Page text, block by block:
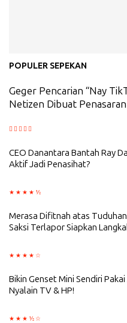
POPULER SEPEKAN
Geger Pencarian “Nay
Netizen Dibuat
CEO Danantara Bantah Ray
Aktif Jadi Penasihat?
Merasa Difitnah atas
Saksi Terlapor Siapkan
Bikin Genset Mini Sendiri
Nyalain TV & HP!